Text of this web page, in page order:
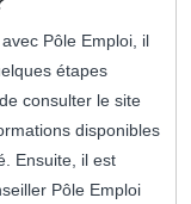
Pôle Emploi, il
étapes
consulter le site
disponibles
Ensuite, il est
Pôle Emploi